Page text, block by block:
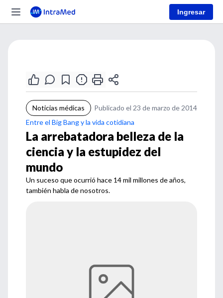
Ingresar
Noticias médicas
Publicado el 23 de marzo de 2014
Entre el Big Bang y la vida cotidiana
La arrebatadora belleza de la
ciencia y la estupidez del
mundo
Un suceso que ocurrió hace 14 mil millones de años,
también habla de nosotros.